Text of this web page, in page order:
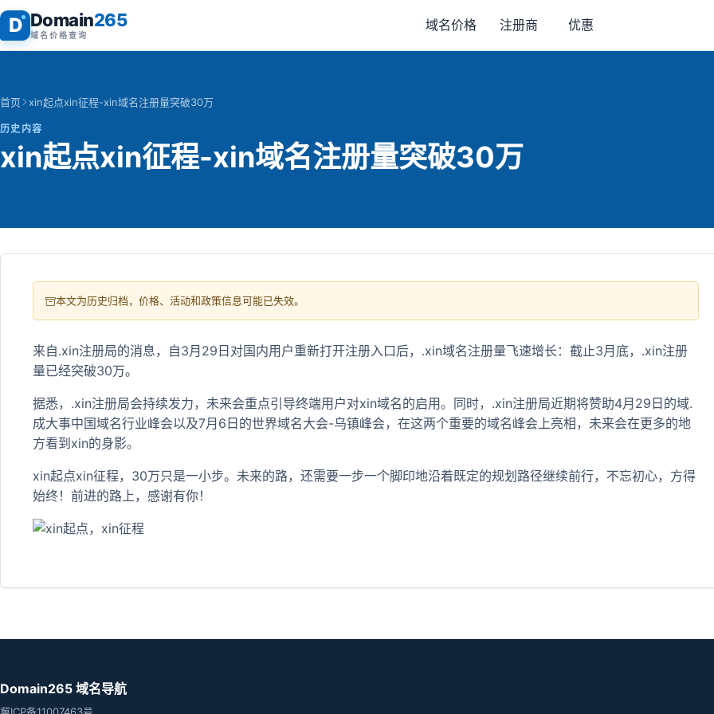
D Domain265
域名价格查询
域名价格 注册商 优惠
首页 xin起点xin征程-xin域名注册量突破30万
历史内容
xin起点xin征程-xin域名注册量突破30万
本文为历史归档，价格、活动和政策信息可能已失效。
来自.xin注册局的消息，自3月29日对国内用户重新打开注册入口后，.xin域名注册量飞速增长：截止3月底，.xin注册
量已经突破30万。
据悉，.xin注册局会持续发力，未来会重点引导终端用户对xin域名的启用。同时，.xin注册局近期将赞助4月29日的域.
成大事中国域名行业峰会以及7月6日的世界域名大会-乌镇峰会，在这两个重要的域名峰会上亮相，未来会在更多的地
方看到xin的身影。
xin起点xin征程，30万只是一小步。未来的路，还需要一步一个脚印地沿着既定的规划路径继续前行，不忘初心，方得
始终！前进的路上，感谢有你！
Domain265 域名导航
冀ICP备11007463号